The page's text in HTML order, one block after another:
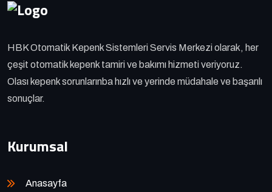
HBK Otomatik Kepenk Sistemleri Servis Merkezi olarak, her
çeşit otomatik kepenk tamiri ve bakımı hizmeti veriyoruz.
Olası kepenk sorunlarınba hızlı ve yerinde müdahale ve başarılı
sonuçlar.
Kurumsal
Anasayfa